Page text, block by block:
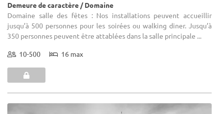
Demeure de caractère / Domaine
Domaine salle des fêtes : Nos installations peuvent accueillir
jusqu’à 500 personnes pour les soirées ou walking diner. Jusqu’à
350 personnes peuvent être attablées dans la salle principale ...
10-500 16 max